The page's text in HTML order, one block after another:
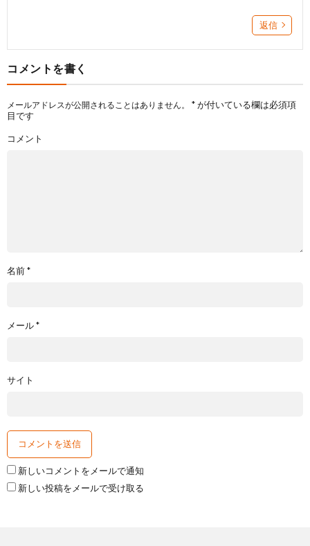
返信
コメントを書く
メールアドレスが公開されることはありません。 *が付いている欄は必須項
目です
コメント
名前*
メール*
サイト
新しいコメントをメールで通知
新しい投稿をメールで受け取る